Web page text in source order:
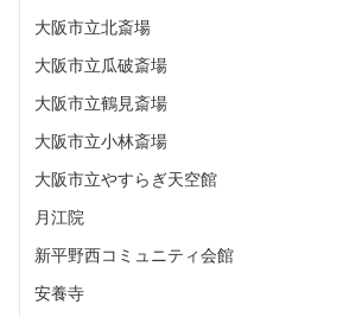
大阪市立北斎場
大阪市立瓜破斎場
大阪市立鶴見斎場
大阪市立小林斎場
大阪市立やすらぎ天空館
月江院
新平野西コミュニティ会館
安養寺